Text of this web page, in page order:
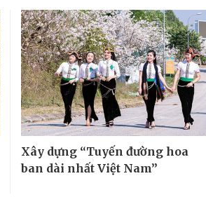
Xây dựng “Tuyến đường hoa
ban dài nhất Việt Nam”